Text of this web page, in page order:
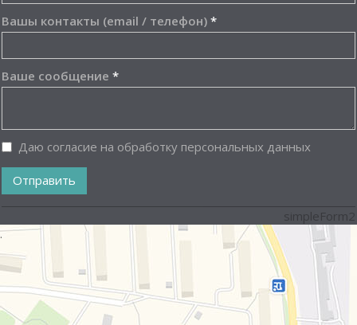
Вашы контакты (email / телефон) *
Ваше сообщение *
Даю согласие на обработку персональных данных
Отправить
simpleForm2
.